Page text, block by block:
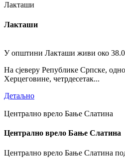
Лакташи
Лакташи
У општини Лакташи живи око
На сјеверу Републике Српске,
Херцеговине, четрдесетак...
Детаљно
Централно врело Бање Слатина
Централно врело Бање Слатина
Централно врело Бање Слатина